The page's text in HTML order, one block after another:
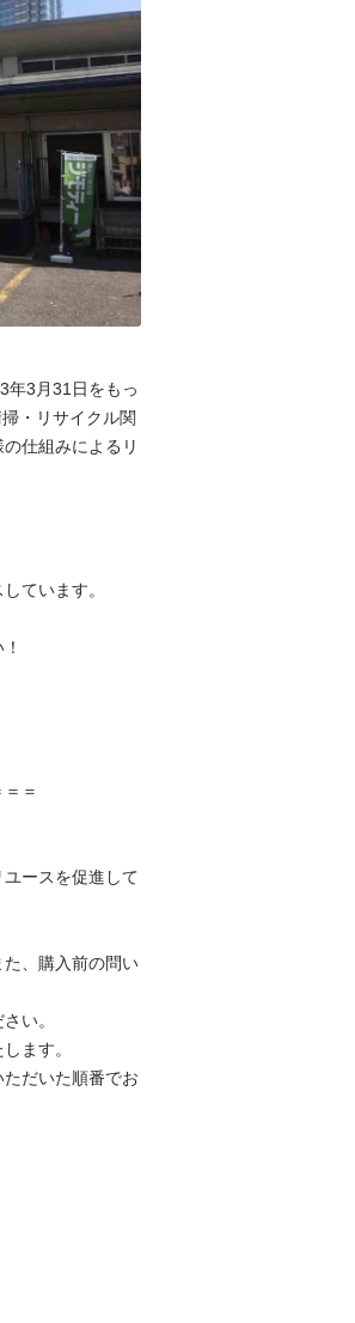
年3月31日をもっ
・リサイクル関
仕組みによるリ
ています。
＝
ースを促進して
た、購入前の問い
い。
ます。
だいた順番でお